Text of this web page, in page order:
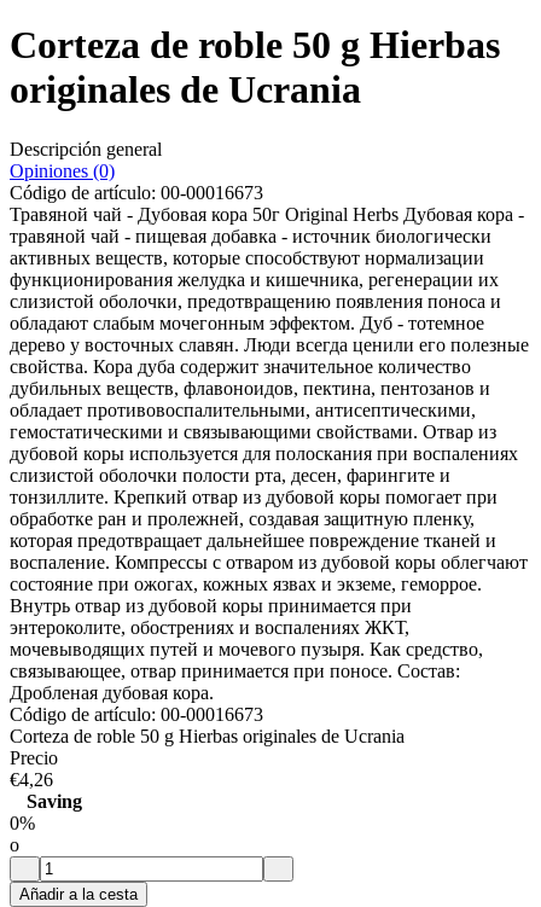
Corteza de roble 50 g Hierbas
originales de Ucrania
Descripción general
Opiniones (0)
Código de artículo: 00-00016673
Травяной чай - Дубовая кора 50г Original Herbs Дубовая кора -
травяной чай - пищевая добавка - источник биологически
активных веществ, которые способствуют нормализации
функционирования желудка и кишечника, регенерации их
слизистой оболочки, предотвращению появления поноса и
обладают слабым мочегонным эффектом. Дуб - тотемное
дерево у восточных славян. Люди всегда ценили его полезные
свойства. Кора дуба содержит значительное количество
дубильных веществ, флавоноидов, пектина, пентозанов и
обладает противовоспалительными, антисептическими,
гемостатическими и связывающими свойствами. Отвар из
дубовой коры используется для полоскания при воспалениях
слизистой оболочки полости рта, десен, фарингите и
тонзиллите. Крепкий отвар из дубовой коры помогает при
обработке ран и пролежней, создавая защитную пленку,
которая предотвращает дальнейшее повреждение тканей и
воспаление. Компрессы с отваром из дубовой коры облегчают
состояние при ожогах, кожных язвах и экземе, геморрое.
Внутрь отвар из дубовой коры принимается при
энтероколите, обострениях и воспалениях ЖКТ,
мочевыводящих путей и мочевого пузыря. Как средство,
связывающее, отвар принимается при поносе. Состав:
Дробленая дубовая кора.
Código de artículo: 00-00016673
Corteza de roble 50 g Hierbas originales de Ucrania
Precio
€4,26
Saving
0%
o
Añadir a la cesta